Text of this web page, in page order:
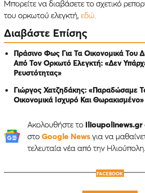
Μπορείτε να διαβάσετε το σχετικό
του ορκωτού ελεγκτή, εδώ.
Διαβάστε Επίσης
Πράσινο Φως Για Τα Οικονομικά Του
Από Τον Ορκωτό Ελεγκτή: «Δεν
Ρευστότητας»
Γιώργος Χατζηδάκης: «Παραδώσαμε
Οικονομικά Ισχυρό Και Θωρακισμένο»
Ακολουθήστε το Ilioupolinews.gr
στο Google Newsγια να
τελευταία νέα από την Ηλιούπολη.
FACEBOOK